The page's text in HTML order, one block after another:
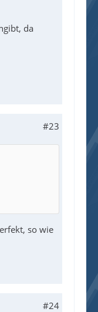
da
#23
so wie
#24